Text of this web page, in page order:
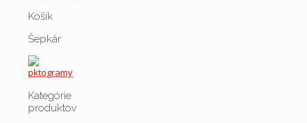
Košík
Šepkár
Kategórie
produktov